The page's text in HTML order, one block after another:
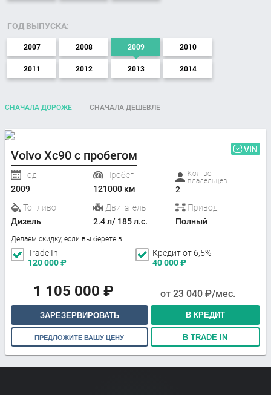
ГОД ВЫПУСКА:
2007 2008 2009 2010
2011 2012 2013 2014
СНАЧАЛА ДОРОЖЕ СНАЧАЛА ДЕШЕВЛЕ
Volvo Xc90 с пробегом VIN
Год
2009
Пробег
121000 км
Кол-во
владельцев
2
Топливо
Дизель
Двигатель
2.4 л/ 185 л.с.
Привод
Полный
Делаем скидку, если вы берете в:
Trade In
120 000₽
Кредит от 6,5%
40 000₽
1 105 000 ₽ от 23 040 ₽/мес.
ЗАРЕЗЕРВИРОВАТЬ В КРЕДИТ
ПРЕДЛОЖИТЕ ВАШУ ЦЕНУ В TRADE IN